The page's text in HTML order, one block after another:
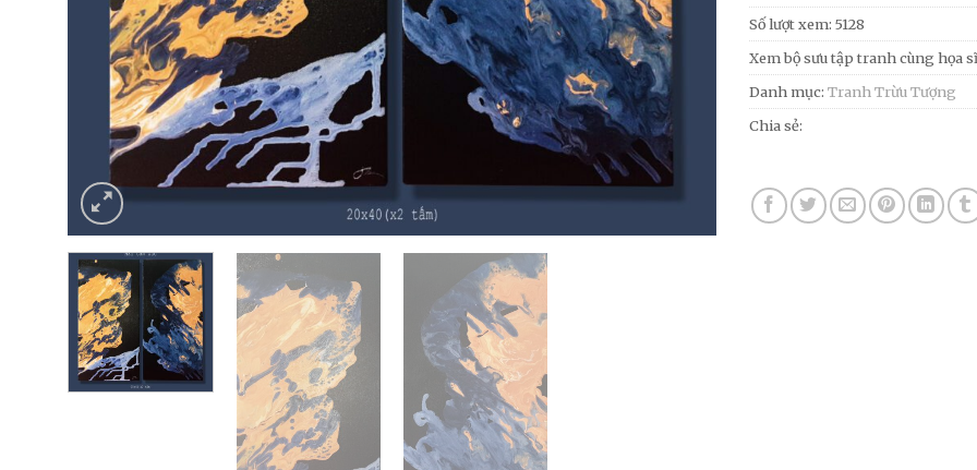
Số lượt xem: 5128
Xem bộ sưu tập tranh cùng họa sĩ
Danh mục: Tranh Trừu Tượng
Chia sẻ: